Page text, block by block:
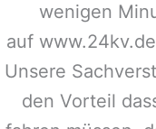
wenigen
auf
Unsere
den Vorteil